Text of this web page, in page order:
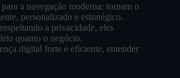
a navegação moderna: tornam o
personalizado e estratégico.
a privacidade, eles
quanto o negócio.
digital forte e eficiente, entender